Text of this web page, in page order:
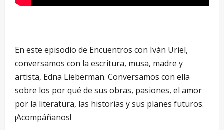
En este episodio de Encuentros con Iván Uriel,
conversamos con la escritura, musa, madre y
artista, Edna Lieberman. Conversamos con ella
sobre los por qué de sus obras, pasiones, el amor
por la literatura, las historias y sus planes futuros.
¡Acompáñanos!